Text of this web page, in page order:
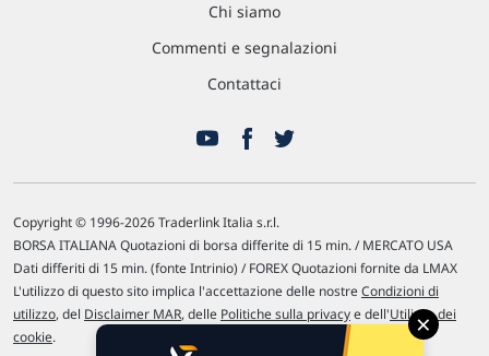
Chi siamo
Commenti e segnalazioni
Contattaci
Copyright © 1996-2026 Traderlink Italia s.r.l.
BORSA ITALIANA Quotazioni di borsa differite di 15 min. / MERCATO USA
Dati differiti di 15 min. (fonte Intrinio) / FOREX Quotazioni fornite da LMAX
L'utilizzo di questo sito implica l'accettazione delle nostreCondizioni di
utilizzo, del Disclaimer MAR, delle Politiche sulla privacye dell'Utilizzo dei
cookie. ×